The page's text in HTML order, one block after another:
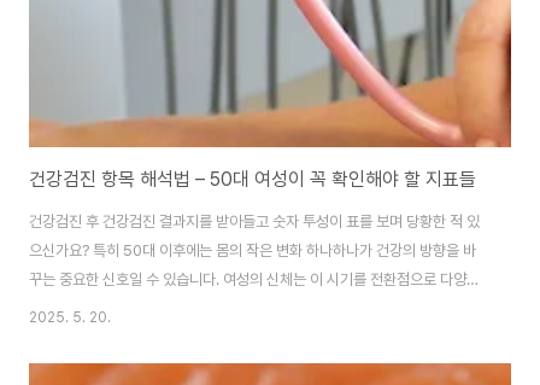
건강검진 항목 해석법 – 50대 여성이 꼭 확인해야 할 지표들
건강검진 후 건강검진 결과지를 받아들고 숫자 투성이 표를 보며 당황한 적 있
으신가요? 특히 50대 이후에는 몸의 작은 변화 하나하나가 건강의 방향을 바
꾸는 중요한 신호일 수 있습니다. 여성의 신체는 이 시기를 전환점으로 다양한
변화가 시작되기에, 검진표 속 숫자는 그 어느 때보다도 의미 있는 정보로 다가
복잡한 건강 수치를 일상 언어로 풀어내어, 50대 여성들이 자신의 몸 상태를
2025. 5. 20.